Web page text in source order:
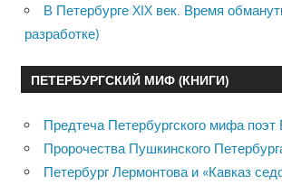
В Петербурге XIX век. Время
разработке)
ПЕТЕРБУРГСКИЙ МИФ (КНИГИ)
Предтеча Петербургского мифа
Пророчества Пушкинского
Петербург Лермонтова и «Кавказ